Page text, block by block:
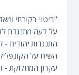
"ביטוי בקורתי
על דעה מתנגדת
התנגדות יהודית
השיח על
עקרון המחלוקת -